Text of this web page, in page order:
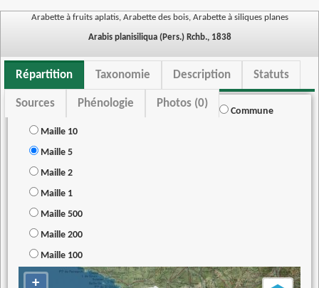
Arabette à fruits aplatis, Arabette des bois, Arabette à siliques planes
Arabis planisiliqua (Pers.) Rchb., 1838
Répartition Taxonomie Description Statuts
Sources Phénologie Photos (0)
Commune
Maille 10
Maille 5
Maille 2
Maille 1
Maille 500
Maille 200
Maille 100
+